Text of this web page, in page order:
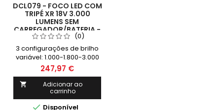
DCL079 - FOCO LED COM
TRIPÉ XR 18V 3.000
LUMENS SEM
CARREGADOR/BATERIA -
DEWALT (0)
3 configurações de brilho
variável: 1.000-1.800-3.000
lumens com um padrão de
luz ampla e uniforme O
compartimento para a
bateria e o tripé asseguram
um centro de gravidade
247,97 €

Adicionar ao
carrinho
 Disponível